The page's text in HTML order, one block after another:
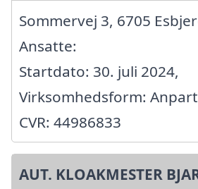
Sommervej 3, 6705
Ansatte:
Startdato: 30. juli 2024,
Virksomhedsform:
CVR: 44986833
AUT. KLOAKMESTER